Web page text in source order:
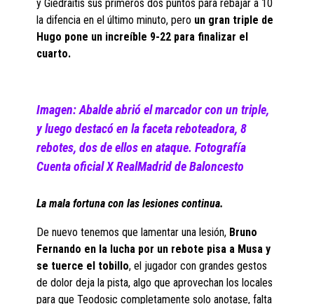
y Giedraitis sus primeros dos puntos para rebajar a 10
la difencia en el último minuto, pero un gran triple de
Hugo pone un increíble 9-22 para finalizar el
cuarto.
Imagen: Abalde abrió el marcador con un triple,
y luego destacó en la faceta reboteadora, 8
rebotes, dos de ellos en ataque. Fotografía
Cuenta oficial X RealMadrid de Baloncesto
La mala fortuna con las lesiones continua.
De nuevo tenemos que lamentar una lesión, Bruno
Fernando en la lucha por un rebote pisa a Musa y
se tuerce el tobillo, el jugador con grandes gestos
de dolor deja la pista, algo que aprovechan los locales
para que Teodosic completamente solo anotase, falta